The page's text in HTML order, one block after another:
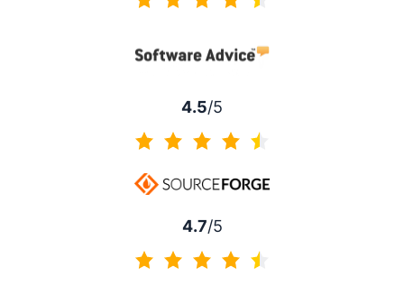
4.5/5
4.7/5